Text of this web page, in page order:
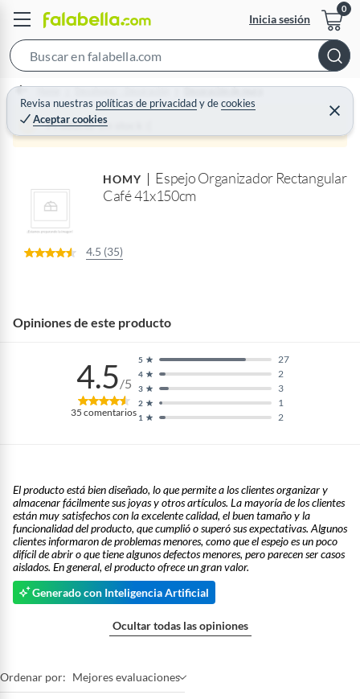
Inicia sesión
e
a
c
B
a
Revisa nuestras políticas de privacidadydecookies
Aceptar cookies
C
e
r
Home Decohogar - Decoración Decoración de muro
Producto sin stock :(
HOMY
Espejo Organizador Rectangular
Café 41x150cm
4.5 (35)
Opiniones de este producto
4.5/5
35 comentarios 1 2
2 1
3 3
4 2
5 27
El producto está bien diseñado, lo que permite a los clientes organizar y
almacenar fácilmente sus joyas y otros artículos. La mayoría de los clientes
están muy satisfechos con la excelente calidad, el buen tamaño y la
funcionalidad del producto, que cumplió o superó sus expectativas. Algunos
clientes informaron de problemas menores, como que el espejo es un poco
difícil de abrir o que tiene algunos defectos menores, pero parecen ser casos
aislados. En general, el producto ofrece un gran valor.
Generado con Inteligencia Artificial
Ocultar todas las opiniones
Ordenar por: Mejores evaluaciones